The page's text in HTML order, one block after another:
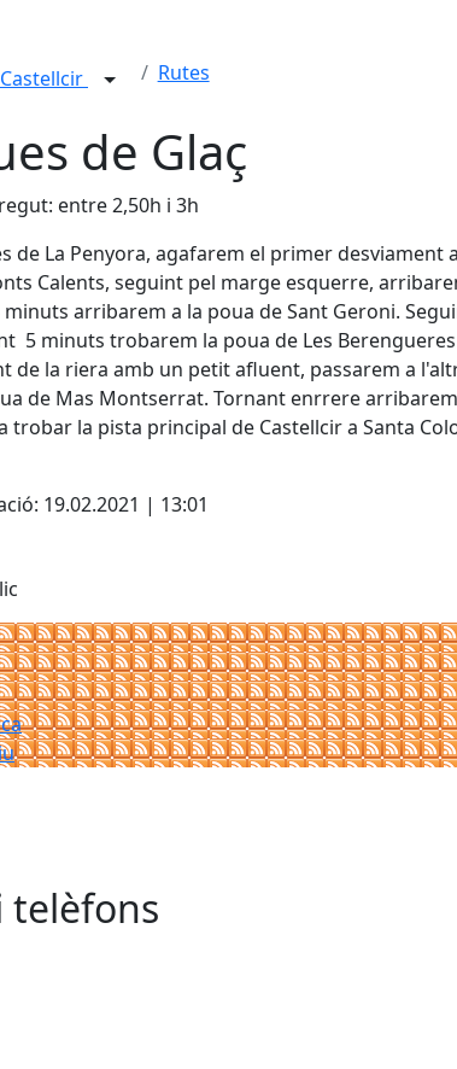
Rutes
de Glaç
entre 2,50h i 3h
de La Penyora, agafarem el primer
Calents, seguint pel marge esquerre,
arribarem a la poua de Sant Geroni.
5 minuts trobarem la poua de Les
de la riera amb un petit afluent, passarem a
de Mas Montserrat. Tornant enrrere
trobar la pista principal de Castellcir a Santa
19.02.2021 | 13:01
telèfons